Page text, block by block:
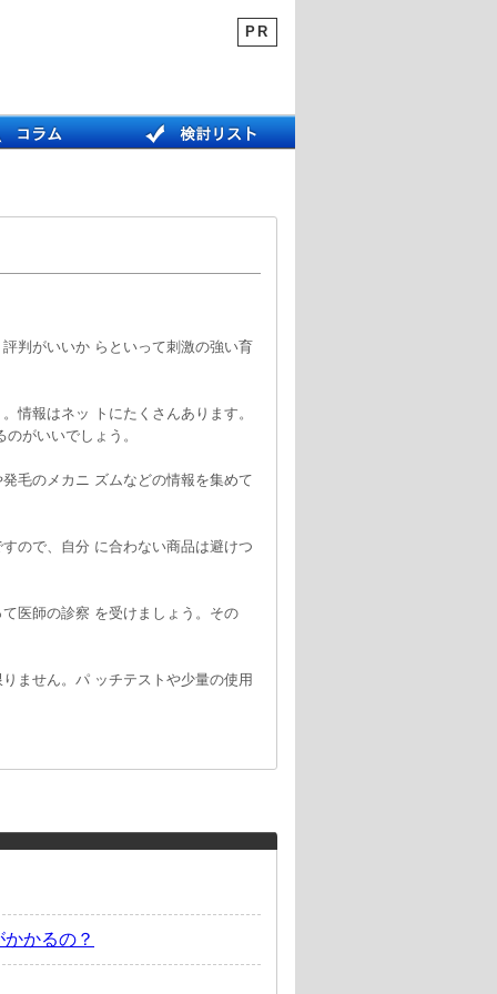
PR
判がいいか らといって刺激の強い育
情報はネッ トにたくさんあります。
がいいでしょう。
毛のメカニ ズムなどの情報を集めて
ので、自分 に合わない商品は避けつ
医師の診察 を受けましょう。その
ません。パ ッチテストや少量の使用
かるの？